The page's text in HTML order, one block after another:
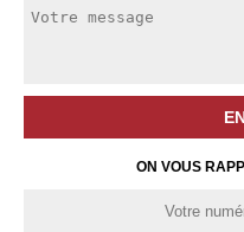
ON VOUS